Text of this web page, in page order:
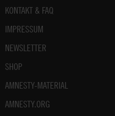
Fußbereich
KONTAKT & FAQ
IMPRESSUM
NEWSLETTER
SHOP
AMNESTY-MATERIAL
AMNESTY.ORG